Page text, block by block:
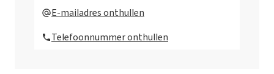
systeem
E-mailadres onthullen
Telefoonnummer onthullen